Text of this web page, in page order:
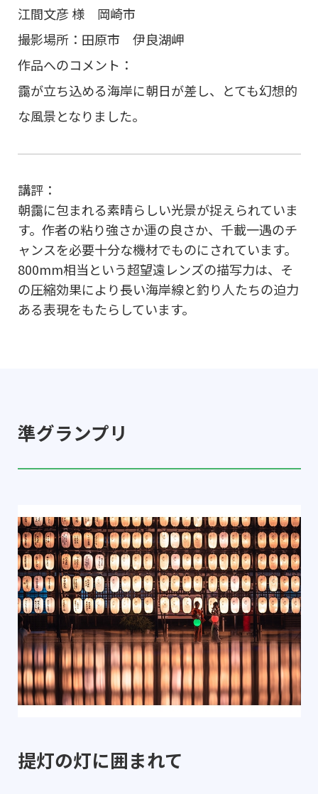
江間文彦 様 岡崎市
撮影場所：田原市 伊良湖岬
作品へのコメント：
靄が立ち込める海岸に朝日が差し、とても幻想的
な風景となりました。
講評：
朝靄に包まれる素晴らしい光景が捉えられていま
す。作者の粘り強さか運の良さか、千載一遇のチ
ャンスを必要十分な機材でものにされています。
800mm相当という超望遠レンズの描写力は、そ
の圧縮効果により長い海岸線と釣り人たちの迫力
ある表現をもたらしています。
準グランプリ
提灯の灯に囲まれて